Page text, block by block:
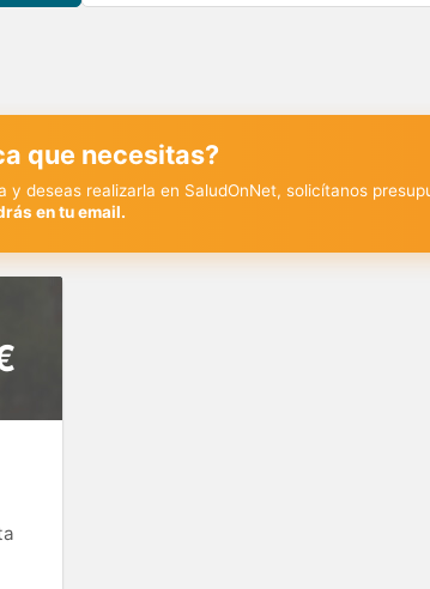
que necesitas?
deseas realizarla en SaludOnNet, solicítanos
en tu email.